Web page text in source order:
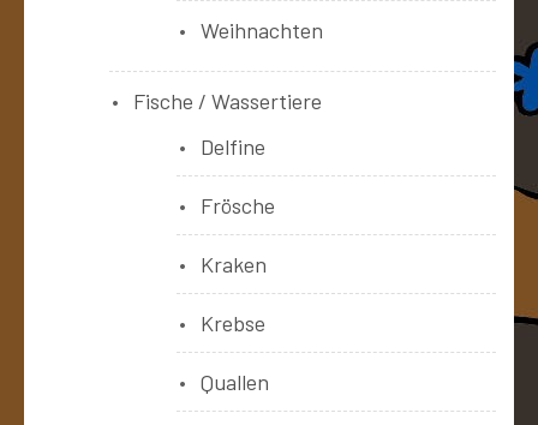
Weihnachten
Fische / Wassertiere
Delfine
Frösche
Kraken
Krebse
Quallen